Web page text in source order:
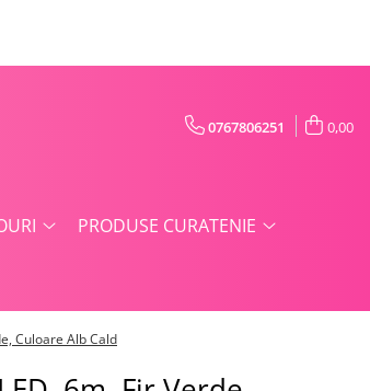
0767806251 0,00
PRODUSE CURATENIE
Culoare Alb Cald